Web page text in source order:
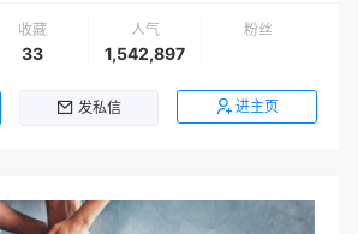
收藏
33
人气
1,542,897
粉丝
发私信 进主页